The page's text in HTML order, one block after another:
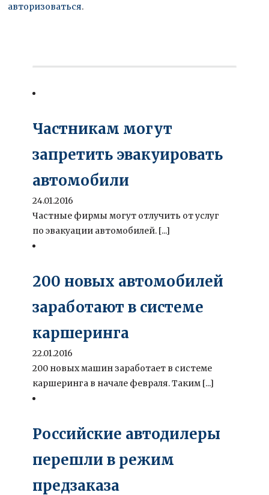
авторизоваться.
Частникам могут
запретить эвакуировать
автомобили
24.01.2016
Частные фирмы могут отлучить от услуг
по эвакуации автомобилей. [...]
200 новых автомобилей
заработают в системе
каршеринга
22.01.2016
200 новых машин заработает в системе
каршеринга в начале февраля. Таким [...]
Российские автодилеры
перешли в режим
предзаказа